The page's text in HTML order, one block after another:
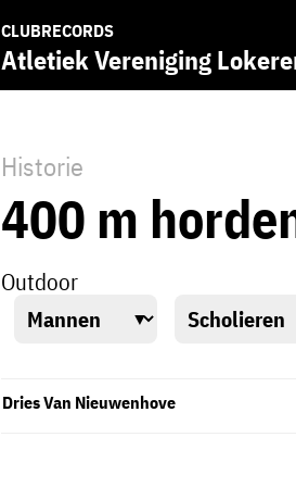
CLUBRECORDS
Atletiek Vereniging
Historie
400 m
Outdoor
Dries Van Nieuwenhove